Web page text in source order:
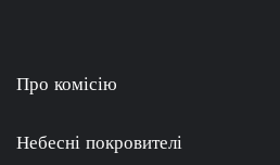
Про комісію
Небесні покровителі